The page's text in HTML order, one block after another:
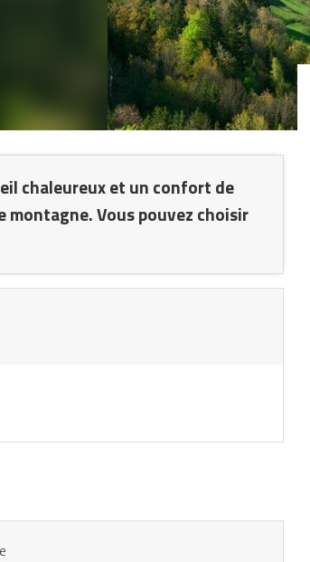
chaleureux et un confort de
Vous pouvez choisir